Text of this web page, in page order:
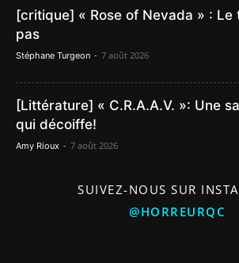
[critique] « Rose of Nevada » : Le
pas
Stéphane Turgeon - 7 août 2026
[Littérature] « C.R.A.A.V. »: Une
qui décoiffe!
Amy Rioux - 7 août 2026
SUIVEZ-NOUS SUR
@HORREURQC